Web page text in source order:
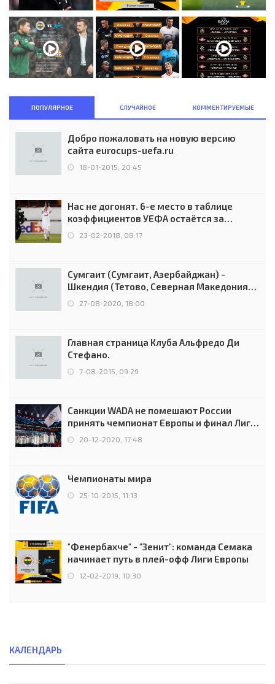
ПОПУЛЯРНОЕ СЛУЧАЙНОЕ КОММЕНТИРУЕМЫЕ
Добро пожаловать на новую версию
сайта eurocups-uefa.ru
18-01-2015, 20:45
Нас не догонят. 6-е место в таблице
коэффициентов УЕФА остаётся за
Россией
23-02-2018, 08:17
Сумгаит (Сумгаит, Азербайджан) -
Шкендия (Тетово, Северная Македония) -
0:2 (0:0)
27-08-2020, 18:00
Главная страница Клуба Альфредо Ди
Стефано.
7-08-2015, 09:29
Санкции WADA не помешают России
принять чемпионат Европы и финал Лиги
чемпионов.
20-12-2020, 17:48
Чемпионаты мира
25-10-2015, 11:13
"Фенербахче" - "Зенит": команда Семака
начинает путь в плей-офф Лиги Европы
12-02-2019, 10:30
КАЛЕНДАРЬ